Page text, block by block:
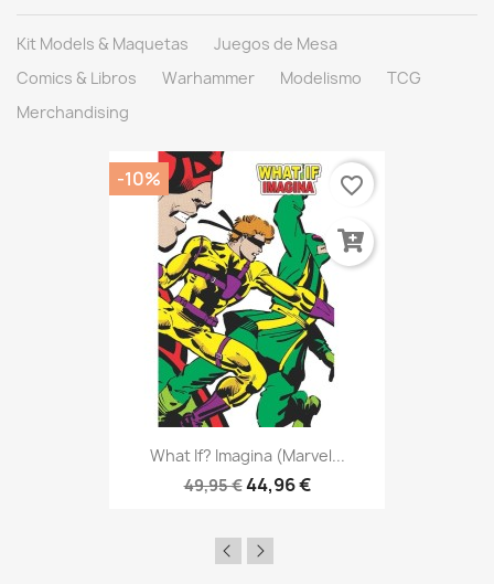
Kit Models & Maquetas
Juegos de Mesa
Comics & Libros
Warhammer Modelismo
TCG
Merchandising
What If? Imagina (Marvel...
49,95 €44,96 €
-10% favorite_border